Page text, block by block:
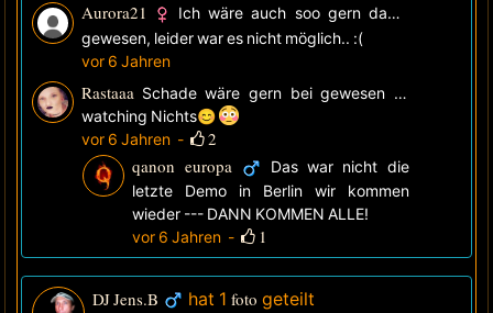
Aurora21
Ich wäre auch soo gern dabei
gewesen, leider war es nicht möglich.. :(
vor 6 Jahren
Rastaaa Schade wäre gern bei gewesen —
watching Nichts😊
vor 6 Jahren -
2
qanon europa
Das war nicht die
letzte Demo in Berlin wir kommen
wieder --- DANN KOMMEN ALLE!
vor 6 Jahren - 1
DJ Jens.B hat 1foto geteilt